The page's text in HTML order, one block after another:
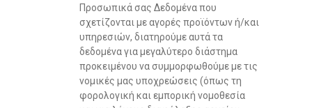
Προσωπικά σας Δεδομένα που
σχετίζονται με αγορές προϊόντων ή/και
υπηρεσιών, διατηρούμε αυτά τα
δεδομένα για μεγαλύτερο διάστημα
προκειμένου να συμμορφωθούμε με τις
νομικές μας υποχρεώσεις (όπως τη
φορολογική και εμπορική νομοθεσία